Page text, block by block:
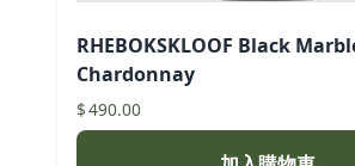
RHEBOKSKLOOF Black
Chardonnay
$490.00